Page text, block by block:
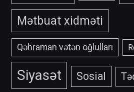
Mətbuat xidməti
Qəhraman vətən oğlulları
Siyasət Sosial